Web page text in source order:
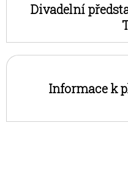
Divadelní
Informace k